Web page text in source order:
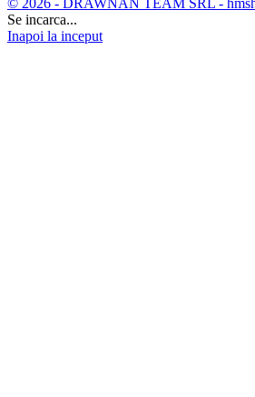
© 2026 - DRAWNAN TEAM SRL -
Se incarca...
Inapoi la inceput